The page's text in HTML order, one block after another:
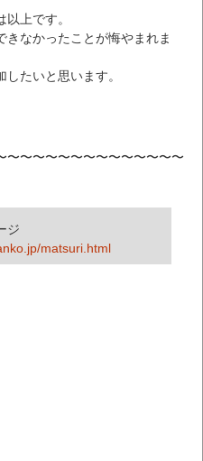
上です。
なかったことが悔やまれま
たいと思います。
〜〜〜〜〜〜〜〜〜〜〜〜〜〜
ジ
matsuri.html